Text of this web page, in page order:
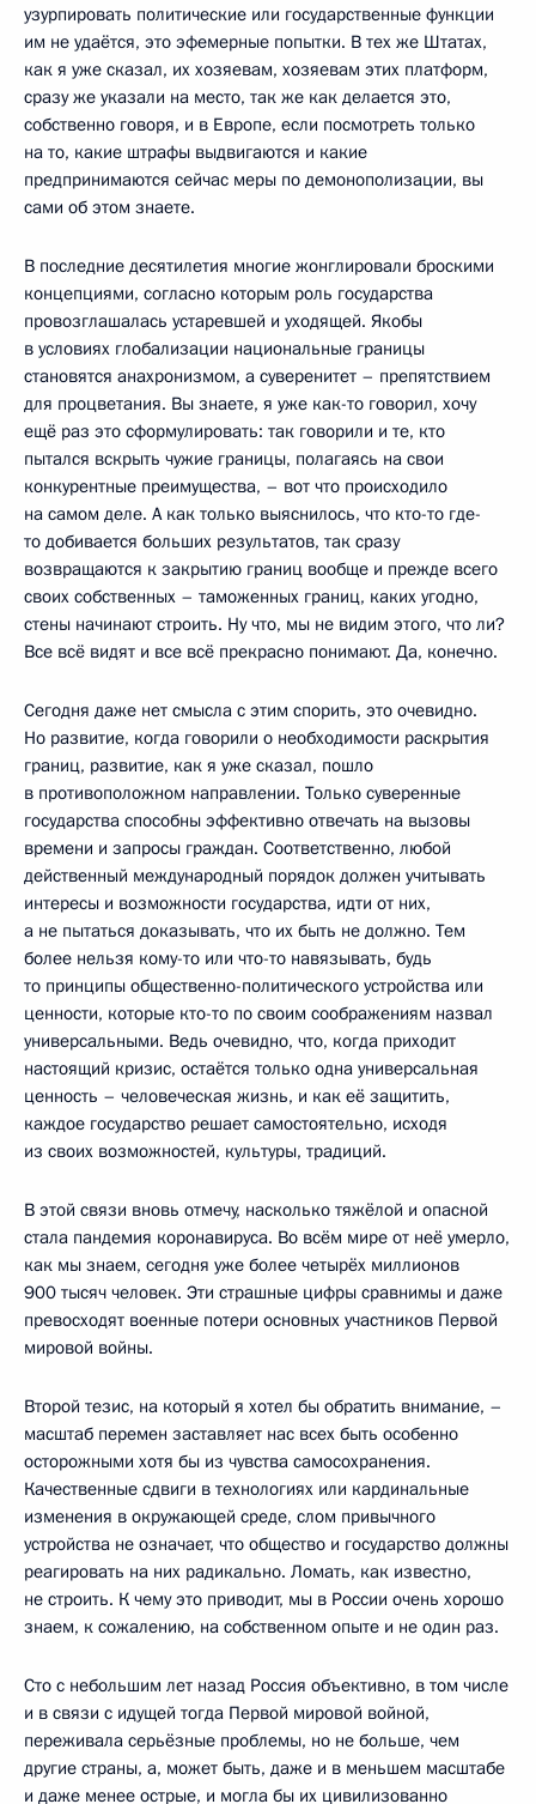
узурпировать политические или государственные функции
им не удаётся, это эфемерные попытки. В тех же Штатах,
как я уже сказал, их хозяевам, хозяевам этих платформ,
сразу же указали на место, так же как делается это,
собственно говоря, и в Европе, если посмотреть только
на то, какие штрафы выдвигаются и какие
предпринимаются сейчас меры по демонополизации, вы
сами об этом знаете.
В последние десятилетия многие жонглировали броскими
концепциями, согласно которым роль государства
провозглашалась устаревшей и уходящей. Якобы
в условиях глобализации национальные границы
становятся анахронизмом, а суверенитет – препятствием
для процветания. Вы знаете, я уже как-то говорил, хочу
ещё раз это сформулировать: так говорили и те, кто
пытался вскрыть чужие границы, полагаясь на свои
конкурентные преимущества, – вот что происходило
на самом деле. А как только выяснилось, что кто-то где-
то добивается больших результатов, так сразу
возвращаются к закрытию границ вообще и прежде всего
своих собственных – таможенных границ, каких угодно,
стены начинают строить. Ну что, мы не видим этого, что ли?
Все всё видят и все всё прекрасно понимают. Да, конечно.
Сегодня даже нет смысла с этим спорить, это очевидно.
Но развитие, когда говорили о необходимости раскрытия
границ, развитие, как я уже сказал, пошло
в противоположном направлении. Только суверенные
государства способны эффективно отвечать на вызовы
времени и запросы граждан. Соответственно, любой
действенный международный порядок должен учитывать
интересы и возможности государства, идти от них,
а не пытаться доказывать, что их быть не должно. Тем
более нельзя кому-то или что-то навязывать, будь
то принципы общественно-политического устройства или
ценности, которые кто-то по своим соображениям назвал
универсальными. Ведь очевидно, что, когда приходит
настоящий кризис, остаётся только одна универсальная
ценность – человеческая жизнь, и как её защитить,
каждое государство решает самостоятельно, исходя
из своих возможностей, культуры, традиций.
В этой связи вновь отмечу, насколько тяжёлой и опасной
стала пандемия коронавируса. Во всём мире от неё умерло,
как мы знаем, сегодня уже более четырёх миллионов
900 тысяч человек. Эти страшные цифры сравнимы и даже
превосходят военные потери основных участников Первой
мировой войны.
Второй тезис, на который я хотел бы обратить внимание, –
масштаб перемен заставляет нас всех быть особенно
осторожными хотя бы из чувства самосохранения.
Качественные сдвиги в технологиях или кардинальные
изменения в окружающей среде, слом привычного
устройства не означает, что общество и государство должны
реагировать на них радикально. Ломать, как известно,
не строить. К чему это приводит, мы в России очень хорошо
знаем, к сожалению, на собственном опыте и не один раз.
Сто с небольшим лет назад Россия объективно, в том числе
и в связи с идущей тогда Первой мировой войной,
переживала серьёзные проблемы, но не больше, чем
другие страны, а, может быть, даже и в меньшем масштабе
и даже менее острые, и могла бы их цивилизованно